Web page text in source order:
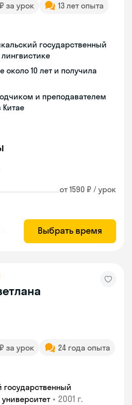
за урок
13 лет опыта
государственный
около 10 лет и получила
и преподавателем
Китае
от 1590 ₽ / урок
Выбрать время
за урок
24 года опыта
государственный
• 2001 г.